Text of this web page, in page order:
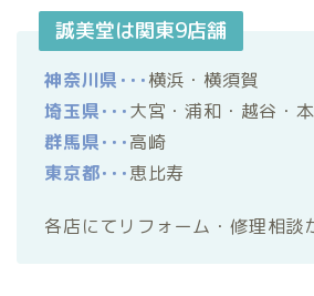
誠美堂は関東9店舗
神奈川県･･･横浜・横須賀
埼玉県･･･大宮・浦和・越谷・
群馬県･･･高崎
東京都･･･恵比寿
各店にてリフォーム・修理相談